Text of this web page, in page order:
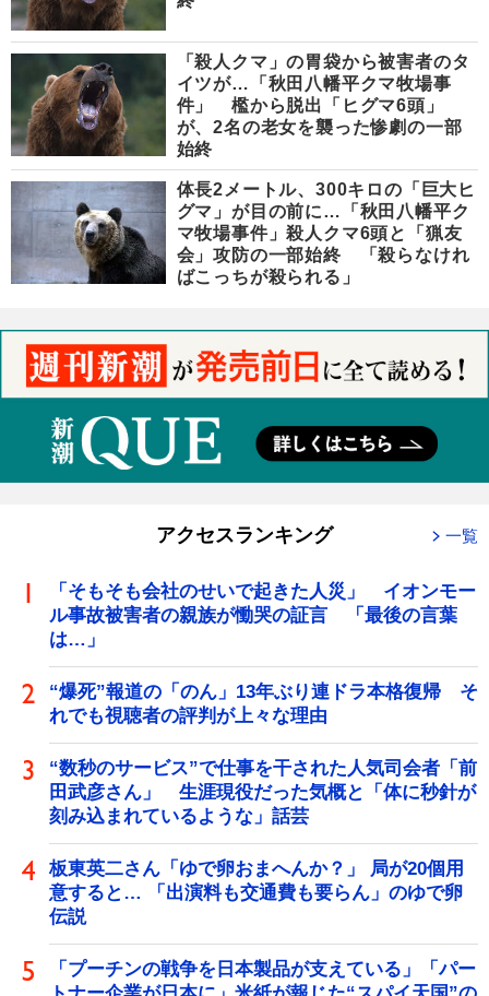
「殺人クマ」の胃袋から被害者のタ
イツが…「秋田八幡平クマ牧場事
件」 檻から脱出「ヒグマ6頭」
が、2名の老女を襲った惨劇の一部
始終
体長2メートル、300キロの「巨大ヒ
グマ」が目の前に…「秋田八幡平ク
マ牧場事件」殺人クマ6頭と「猟友
会」攻防の一部始終 「殺らなけれ
ばこっちが殺られる」
アクセスランキング 一覧
「そもそも会社のせいで起きた人災」 イオンモー
ル事故被害者の親族が慟哭の証言 「最後の言葉
は…」
“爆死”報道の「のん」13年ぶり連ドラ本格復帰 そ
れでも視聴者の評判が上々な理由
“数秒のサービス”で仕事を干された人気司会者「前
田武彦さん」 生涯現役だった気概と「体に秒針が
刻み込まれているような」話芸
板東英二さん「ゆで卵おまへんか？」 局が20個用
意すると… 「出演料も交通費も要らん」のゆで卵
伝説
「プーチンの戦争を日本製品が支えている」「パー